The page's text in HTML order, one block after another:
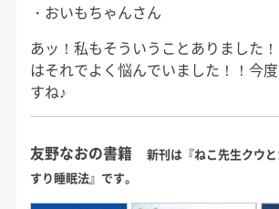
・おいもちゃんさん
あッ！私もそういうことありました
はそれでよく悩んでいました！！今
すね♪
友野なおの書籍
新刊は『ねこ先生クウ
すり睡眠法』です。